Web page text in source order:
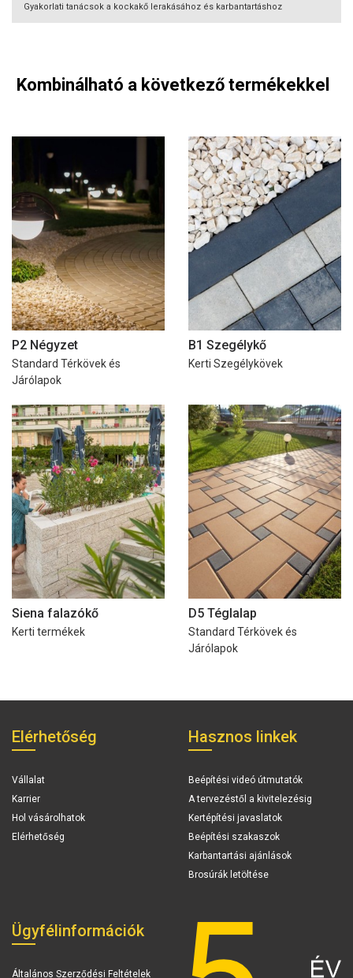
Gyakorlati tanácsok a kockakő lerakásához és karbantartáshoz
Kombinálható a következő termékekkel
P2 Négyzet
Standard Térkövek és
Járólapok
B1 Szegélykő
Kerti Szegélykövek
Siena falazókő
Kerti termékek
D5 Téglalap
Standard Térkövek és
Járólapok
Elérhetőség
Vállalat
Karrier
Hol vásárolhatok
Elérhetőség
Hasznos linkek
Beépítési videó útmutatók
A tervezéstől a kivitelezésig
Kertépítési javaslatok
Beépítési szakaszok
Karbantartási ajánlások
Brosúrák letöltése
Ügyfélinformációk
Általános Szerződési Feltételek